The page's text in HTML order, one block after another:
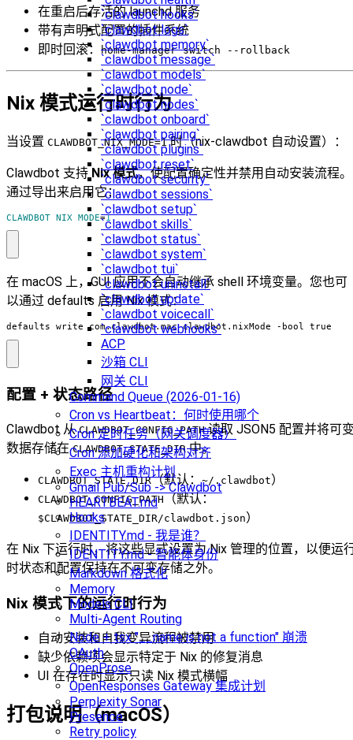
`clawdbot hooks`
`clawdbot logs`
`clawdbot memory`
`clawdbot message`
`clawdbot models`
`clawdbot node`
`clawdbot nodes`
`clawdbot onboard`
`clawdbot pairing`
`clawdbot plugins`
`clawdbot reset`
`clawdbot security`
`clawdbot sessions`
`clawdbot setup`
`clawdbot skills`
`clawdbot status`
`clawdbot system`
`clawdbot tui`
`clawdbot uninstall`
`clawdbot update`
`clawdbot voicecall`
`clawdbot webhooks`
ACP
沙箱 CLI
网关 CLI
Command Queue (2026-01-16)
Cron vs Heartbeat：何时使用哪个
Cron 定时任务（网关调度器）
Cron 添加硬化和架构对齐
Exec 主机重构计划
Gmail Pub/Sub -> Clawdbot
HEARTBEAT.md
Hooks
IDENTITY.md - 我是谁？
IDENTITY.md - 智能体身份
Markdown 格式化
Memory
Models CLI
Multi-Agent Routing
Node + tsx "__name is not a function" 崩溃
OAuth
OpenProse
OpenResponses Gateway 集成计划
Perplexity Sonar
Presence
Retry policy
在重启后存活的 launchd 服务
带有声明式配置的插件系统
即时回滚：
home-manager switch --rollback
Nix 模式运行时行为
当设置 CLAWDBOT_NIX_MODE=1时（nix-clawdbot 自动设置）：
Clawdbot 支持 Nix 模式，使配置确定性并禁用自动安装流程。
通过导出来启用它：
CLAWDBOT_NIX_MODE=1
在 macOS 上，GUI 应用不会自动继承 shell 环境变量。您也可
以通过 defaults 启用 Nix 模式：
defaults write com.clawdbot.mac clawdbot.nixMode -bool true
配置 + 状态路径
Clawdbot 从CLAWDBOT_CONFIG_PATH读取 JSON5 配置并将可
数据存储在CLAWDBOT_STATE_DIR中。
CLAWDBOT_STATE_DIR（默认：~/.clawdbot）
CLAWDBOT_CONFIG_PATH（默认：
$CLAWDBOT_STATE_DIR/clawdbot.json）
在 Nix 下运行时，将这些显式设置为 Nix 管理的位置，以便运
时状态和配置保持在不可变存储之外。
Nix 模式下的运行时行为
自动安装和自我变异流程被禁用
缺少依赖项会显示特定于 Nix 的修复消息
UI 在存在时显示只读 Nix 模式横幅
打包说明（macOS）